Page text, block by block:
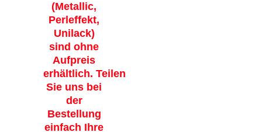
(Metallic,
Perleffekt,
Unilack)
sind ohne
Aufpreis
erhältlich. Teilen
Sie uns bei
der
Bestellung
einfach Ihre